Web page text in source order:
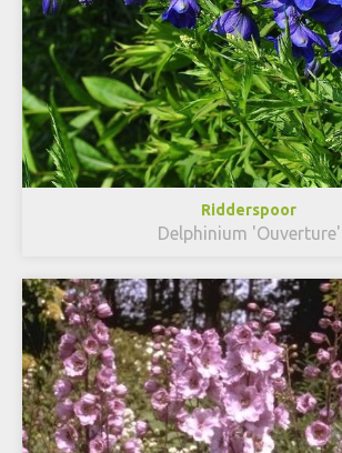
Ridderspoor
Delphinium 'Ouverture'